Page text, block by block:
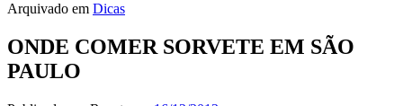
Arquivado em Dicas
ONDE COMER SORVETE EM SÃO
PAULO